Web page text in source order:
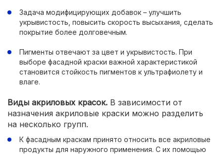
Задача модифицирующих добавок – улучшить
укрывистость, повысить скорость высыхания, сделать
покрытие более долговечным.
Пигменты отвечают за цвет и укрывистость. При
выборе фасадной краски важной характеристикой
становится стойкость пигментов к ультрафиолету и
влаге.
Виды акриловых красок. В зависимости от
назначения акриловые краски можно разделить
на несколько групп.
К фасадным краскам принято относить все акриловые
продукты для наружного применения. С их помощью